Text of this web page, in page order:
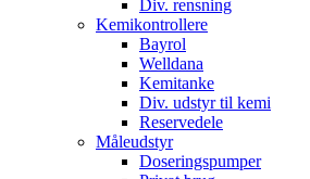
Div. rensning
Kemikontrollere
Bayrol
Welldana
Kemitanke
Div. udstyr til kemi
Reservedele
Måleudstyr
Doseringspumper